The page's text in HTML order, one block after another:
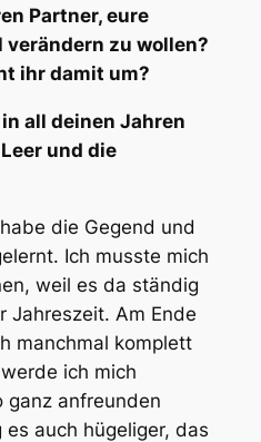
Partner, eure
zu wollen?
ihr damit um?
all deinen Jahren
und die
die Gegend und
Ich musste mich
weil es da ständig
Jahreszeit. Am Ende
manchmal komplett
ich mich
ganz anfreunden
auch hügeliger, das